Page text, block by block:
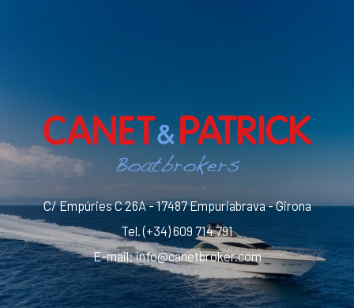
C/ Empúries C 26A - 17487 Empuriabrava - Girona
Tel.(+34) 609 714 791
E-mail:info@canetbroker.com